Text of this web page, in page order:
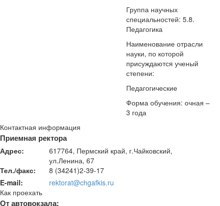
Группа научных
специальностей: 5.8.
Педагогика
Наименование отрасли
науки, по которой
присуждаются ученый
степени:
Педагогические
Форма обучения: очная –
3 года
Контактная информация
Приемная ректора
Адрес:
617764, Пермский край, г.Чайковский,
ул.Ленина, 67
Тел./факс:
8 (34241)2-39-17
E-mail:
rektorat@chgafkis.ru
Как проехать
От автовокзала: